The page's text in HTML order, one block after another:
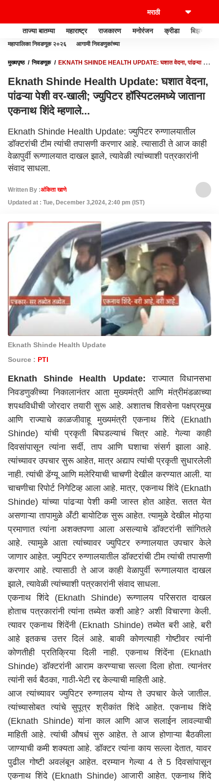
ताज्या बातम्या महाराष्ट्र राजकारण मनोरंजन क्रीडा बिझनेस
महापालिका निवडणूक २०२६ आगामी निवडणुकांच्या
मुख्यपृष्ठ निवडणूक
EKNATH SHINDE HEALTH UPDATE: घशात वेदना, पांढऱ्या पेशी
Eknath Shinde Health Update: घशात वेदना,
पांढऱ्या पेशी वर-खाली; ज्युपिटर हॉस्पिटलमध्ये जाताना
एकनाथ शिंदे म्हणाले...
Eknath Shinde Health Update: ज्युपिटर रुग्णालयातील
डॉक्टरांची टीम त्यांची तपासणी करणार आहे. त्यासाठी ते आज काही
वेळापुर्वी रूग्णालयात दाखल झाले, त्यावेळी त्यांच्याशी पत्रकारांनी
संवाद साधला.
Written By :अंकिता खाणे
Updated at : Tue, December 3,2024, 2:40 pm (IST)
Eknath Shinde Health Update
Source : PTI
Eknath Shinde Health Update: राज्यात विधानसभा
निवडणुकीच्या निकालानंतर आता मुख्यमंत्री आणि मंत्रीमंडळाच्या
शपथविधीची जोरदार तयारी सुरू आहे. अशातच शिवसेना पक्षप्रमुख
आणि राज्याचे काळजीवाहू मुख्यमंत्री एकनाथ शिंदे (Eknath
Shinde) यांची प्रकृती बिघडल्याचं चित्र आहे. गेल्या काही
दिवसांपासून त्यांना सर्दी, ताप आणि घशाचा संसर्ग झाला आहे.
त्यांच्यावर उपचार सुरू आहेत, मात्र अद्याप त्यांची प्रकृती सुधारलेली
नाही. त्यांची डेंग्यू आणि मलेरियाची चाचणी देखील करण्यात आली. या
चाचणीचा रिपोर्ट निगेटिव्ह आला आहे. मात्र, एकनाथ शिंदे (Eknath
Shinde) यांच्या पांढऱ्या पेशी कमी जास्त होत आहेत. सतत येत
असणाऱ्या तापामुळे अँटी बायोटिक सुरू आहेत. त्यामुळे देखील मोठ्या
प्रमाणात त्यांना अशक्तपणा आला असल्याचे डॉक्टरांनी सांगितले
आहे. त्यामुळे आता त्यांच्यावर ज्युपिटर रुग्णालयात उपचार केले
जाणार आहेत. ज्युपिटर रुग्णालयातील डॉक्टरांची टीम त्यांची तपासणी
करणार आहे. त्यासाठी ते आज काही वेळापुर्वी रूग्णालयात दाखल
झाले, त्यावेळी त्यांच्याशी पत्रकारांनी संवाद साधला.
एकनाथ शिंदे (Eknath Shinde) रूग्णालय परिसरात दाखल
होताच पत्रकारांनी त्यांना तब्येत कशी आहे? अशी विचारणा केली.
त्यावर एकनाथ शिंदेंनी (Eknath Shinde) तब्येत बरी आहे, बरी
आहे इतकच उत्तर दिलं आहे. बाकी कोणत्याही गोष्टीवर त्यांनी
कोणतीही प्रतिक्रिया दिली नाही. एकनाथ शिंदेंना (Eknath
Shinde) डॉक्टरांनी आराम करण्याचा सल्ला दिला होता. त्यानंतर
त्यांनी सर्व बैठका, गाठी-भेटी रद्द केल्याची माहिती आहे.
आज त्यांच्यावर ज्युपिटर रुग्णालय योग्य ते उपचार केले जातील.
त्यांच्यासोबत त्यांचे सुपूत्र श्रीकांत शिंदे आहेत. एकनाथ शिंदे
(Eknath Shinde) यांना काल आणि आज सलाईन लावल्याची
माहिती आहे. त्यांची औषधं सुरु आहेत. ते आज होणाऱ्या बैठकीला
जाण्याची कमी शक्यता आहे. डॉक्टर त्यांना काय सल्ला देतात, यावर
पुढील गोष्टी अवलंबून आहेत. दरम्यान गेल्या 4 ते 5 दिवसांपासून
एकनाथ शिंदे (Eknath Shinde) आजारी आहेत. एकनाथ शिंदे